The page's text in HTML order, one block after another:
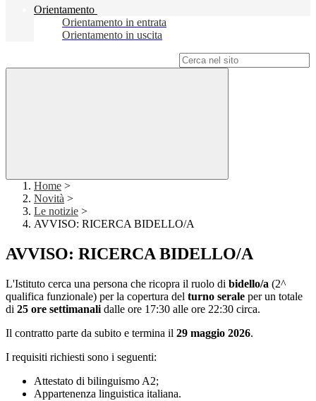
Orientamento
Orientamento in entrata
Orientamento in uscita
Home >
Novità >
Le notizie >
AVVISO: RICERCA BIDELLO/A
AVVISO: RICERCA BIDELLO/A
L'Istituto cerca una persona che ricopra il ruolo di bidello/a (2^
qualifica funzionale) per la copertura del turno serale per un totale
di 25 ore settimanali dalle ore 17:30 alle ore 22:30 circa.
Il contratto parte da subito e termina il 29 maggio 2026.
I requisiti richiesti sono i seguenti:
Attestato di bilinguismo A2;
Appartenenza linguistica italiana.